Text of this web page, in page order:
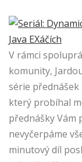
V rámci
komunity,
série přednášek
který probíhal
přednášky Vám
nevyčerpáme
minutový díl